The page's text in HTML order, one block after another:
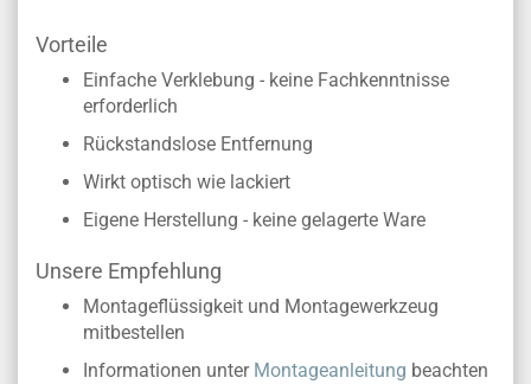
Vorteile
Einfache Verklebung - keine Fachkenntnisse
erforderlich
Rückstandslose Entfernung
Wirkt optisch wie lackiert
Eigene Herstellung - keine gelagerte Ware
Unsere Empfehlung
Montageflüssigkeit und Montagewerkzeug
mitbestellen
Informationen unter Montageanleitung beachten